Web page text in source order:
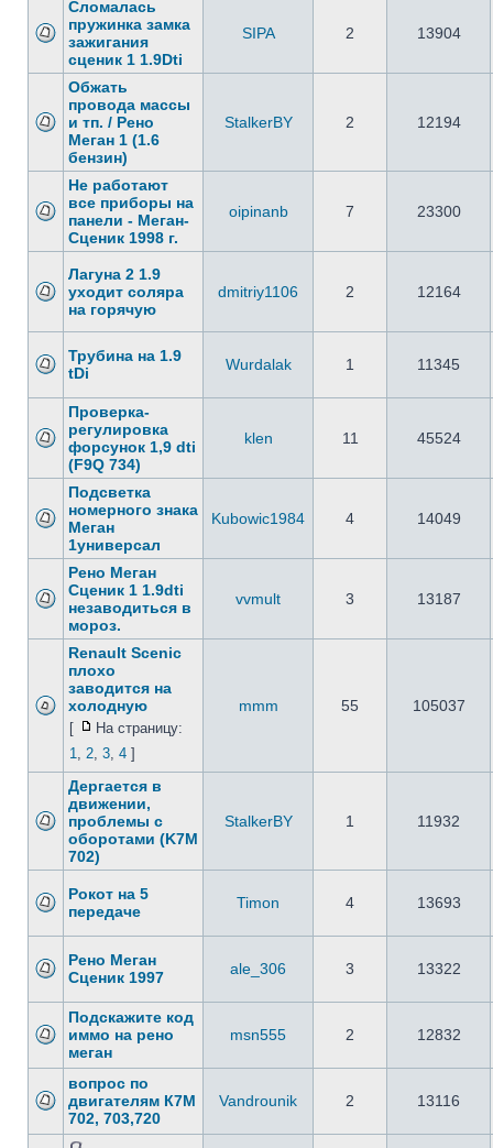
Сломалась
пружинка замка
зажигания
сценик 1 1.9Dti
SIPA 2 13904
Обжать
провода массы
и тп. / Рено
Меган 1 (1.6
бензин)
StalkerBY 2 12194
Не работают
все приборы на
панели - Меган-
Сценик 1998 г.
oipinanb 7 23300
Лагуна 2 1.9
уходит соляра
на горячую
dmitriy1106 2 12164
Трубина на 1.9
tDi
Wurdalak 1 11345
Проверка-
регулировка
форсунок 1,9 dti
(F9Q 734)
klen 11 45524
Подсветка
номерного знака
Меган
1универсал
Kubowic1984 4 14049
Рено Меган
Сценик 1 1.9dti
незаводиться в
мороз.
vvmult 3 13187
Renault Scenic
плохо
заводится на
холодную
[
На страницу:
1, 2, 3, 4 ]
mmm 55 105037
Дергается в
движении,
проблемы с
оборотами (K7M
702)
StalkerBY 1 11932
Рокот на 5
передаче
Timon 4 13693
Рено Меган
Сценик 1997
ale_306 3 13322
Подскажите код
иммо на рено
меган
msn555 2 12832
вопрос по
двигателям К7М
702, 703,720
Vandrounik 2 13116